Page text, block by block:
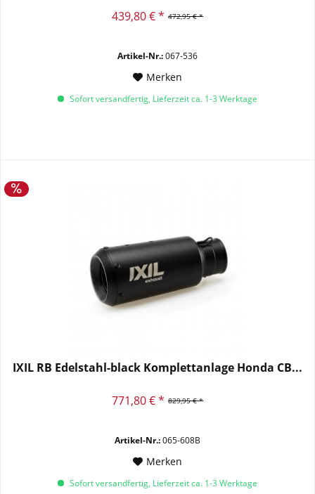
472,95 € *
439,80 € *
Artikel-Nr.:067-536
Merken
Sofort versandfertig, Lieferzeit ca. 1-3 Werktage
IXIL RB Edelstahl-black Komplettanlage Honda CB...
829,95 € *
771,80 € *
Artikel-Nr.:065-608B
Merken
Sofort versandfertig, Lieferzeit ca. 1-3 Werktage